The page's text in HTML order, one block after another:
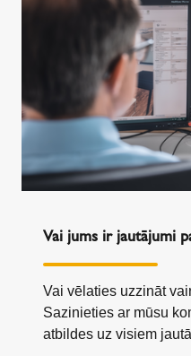
Vai jums ir jautājumi
Vai vēlaties uzzināt
Sazinieties ar mūsu
atbildes uz visiem